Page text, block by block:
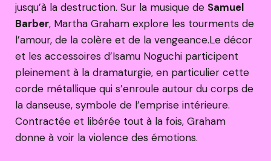
jusqu’à la destruction. Sur la musique de Samuel
Barber, Martha Graham explore les tourments de
l’amour, de la colère et de la vengeance.Le décor
et les accessoires d’Isamu Noguchi participent
pleinement à la dramaturgie, en particulier cette
corde métallique qui s’enroule autour du corps de
la danseuse, symbole de l’emprise intérieure.
Contractée et libérée tout à la fois, Graham
donne à voir la violence des émotions.